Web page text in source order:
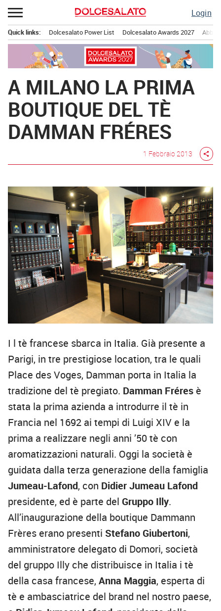
Passa
al
contenuto
Login
principale
Quick links: Dolcesalato Power List Dolcesalato Awards 2027
A MILANO LA PRIMA
BOUTIQUE DEL TÈ
DAMMAN FRÉRES
1 Febbraio 2013 share
I l tè francese sbarca in Italia. Già presente a
Parigi, in tre prestigiose location, tra le quali
Place des Voges, Damman porta in Italia la
tradizione del tè pregiato. Damman Fréres è
stata la prima azienda a introdurre il tè in
Francia nel 1692 ai tempi di Luigi XIV e la
prima a realizzare negli anni ’50 tè con
aromatizzazioni naturali. Oggi la società è
guidata dalla terza generazione della famiglia
Jumeau-Lafond, con Didier Jumeau Lafond
presidente, ed è parte del Gruppo Illy.
All’inaugurazione della boutique Dammann
Frères erano presenti Stefano Giubertoni,
amministratore delegato di Domori, società
del gruppo Illy che distribuisce in Italia i tè
della casa francese, Anna Maggia, esperta di
tè e ambasciatrice del brand nel nostro paese,